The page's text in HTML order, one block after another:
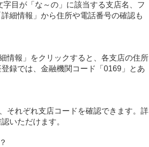
目が「な～の」に該当する支店名、フ
細情報」から住所や電話番号の確認も
情報」をクリックすると、各支店の住所
録では、金融機関コード「0169」とあ
それぞれ支店コードを確認できます。詳
いただけます。